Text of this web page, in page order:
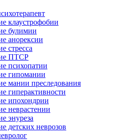
клаустрофобии
булимии
анорексии
стресса
ПТСР
психопатии
гипомании
мании преследования
гиперактивности
ипохондрии
неврастении
энуреза
детских неврозов